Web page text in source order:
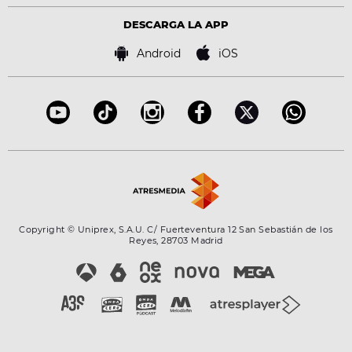
Virales
Bases de concursos
DESCARGA LA APP
Android iOS
Copyright © Uniprex, S.A.U. C/ Fuerteventura 12 San Sebastián de los
Reyes, 28703 Madrid